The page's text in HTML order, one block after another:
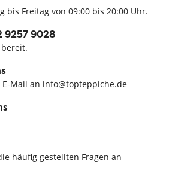
bis Freitag von 09:00 bis 20:00 Uhr.
9257 9028
E-Mail an info@topteppiche.de
häufig gestellten Fragen an